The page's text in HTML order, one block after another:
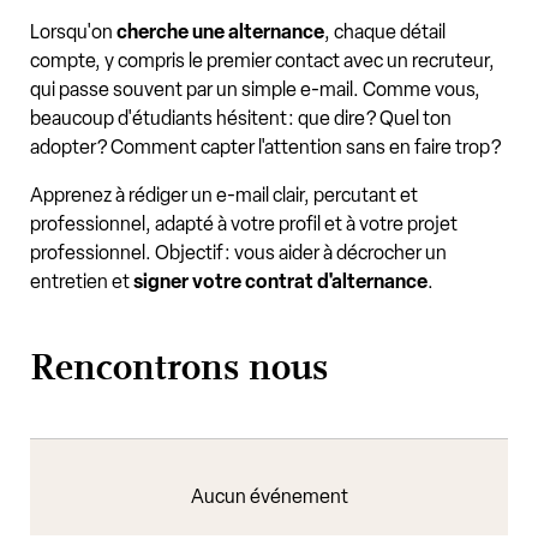
Lorsqu'on cherche une alternance, chaque détail
compte, y compris le premier contact avec un recruteur,
qui passe souvent par un simple e-mail. Comme vous,
beaucoup d'étudiants hésitent : que dire ? Quel ton
adopter ? Comment capter l'attention sans en faire trop ?
Apprenez à rédiger un e-mail clair, percutant et
professionnel, adapté à votre profil et à votre projet
professionnel. Objectif : vous aider à décrocher un
entretien etsigner votre contrat d'alternance.
Rencontrons nous
Aucun événement